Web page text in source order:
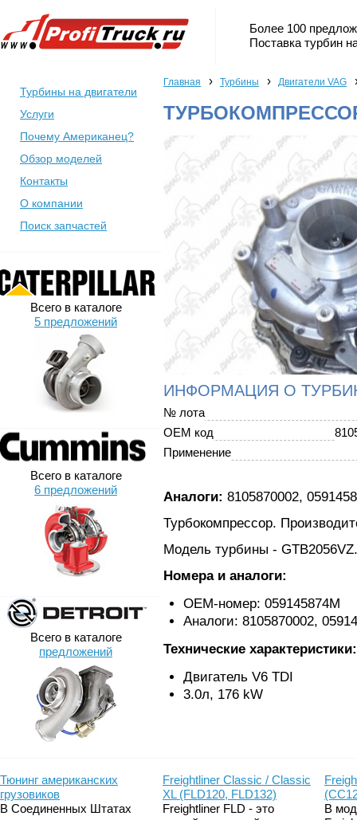
Более 100
Поставка турбин
Турбины на двигатели
Услуги
Почему Американец?
Обзор моделей
Контакты
О компании
Поиск запчастей
Всего в каталоге
5 предложений
Всего в каталоге
6 предложений
Всего в каталоге
предложений
Главная › Турбины › Двигатели VAG
ТУРБОКОМПРЕССОР
ИНФОРМАЦИЯ О
№ лота
OEM код
Применение
Аналоги: 8105870002,
Турбокомпрессор.
Модель турбины - GTB2056VZ.
Номера и аналоги:
ОЕМ-номер: 059145874M
Аналоги: 8105870002,
Технические характеристики:
Двигатель V6 TDI
3.0л, 176 kW
Тюнинг американских
грузовиков
В Соединенных Штатах
Freightliner Classic / Classic
XL (FLD120, FLD132)
Freightliner FLD - это
В